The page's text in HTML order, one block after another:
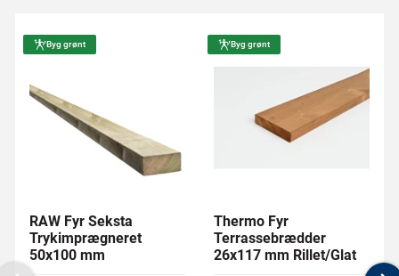
Byg grønt
RAW Fyr Seksta
Trykimprægneret
50x100 mm
Byg grønt
Thermo Fyr
Terrassebrædder
26x117 mm Rillet/Glat